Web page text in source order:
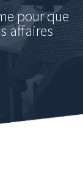
pour que
affaires